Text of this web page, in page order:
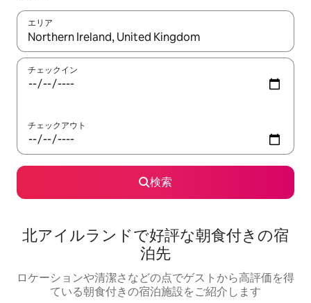
エリア
検索結果が表示されたら、上下の矢印キーを使って移動するか
チェックイン
チェックアウト
検索
北アイルランドで好評な朝食付きの宿
泊先
ロケーションや清潔さなどの点でゲストから高評価を得
ている朝食付きの宿泊施設をご紹介します